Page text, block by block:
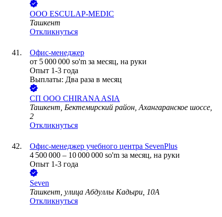
ООО ESCULAP-MEDIC
Ташкент
Откликнуться
Офис-менеджер
от 5 000 000 so'm за месяц, на руки
Опыт 1-3 года
Выплаты: Два раза в месяц
СП ООО CHIRANA ASIA
Ташкент, Бектемирский район, Ахангаранское шоссе,
2
Откликнуться
Офис-менеджер учебного центра SevenPlus
4 500 000 – 10 000 000 so'm за месяц, на руки
Опыт 1-3 года
Seven
Ташкент, улица Абдуллы Кадыри, 10А
Откликнуться